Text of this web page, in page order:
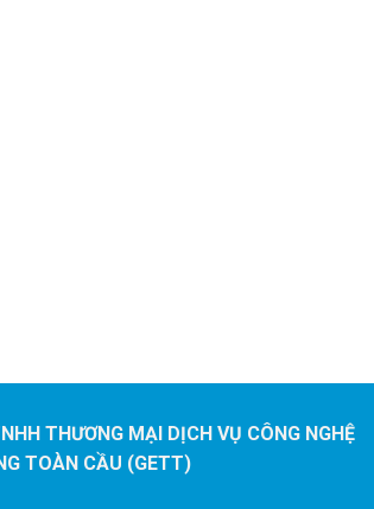
THƯƠNG MẠI DỊCH VỤ CÔNG NGHỆ
TOÀN CẦU (GETT)